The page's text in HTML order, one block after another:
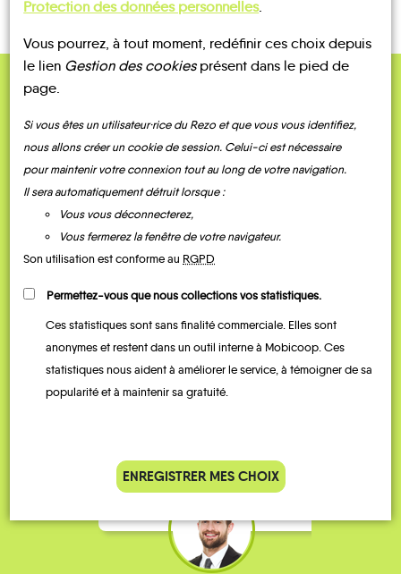
QUELQUES
Témoignages
Je vais bosser en train, mais le
parking de la gare est toujours
complet alors j’ai testé Rezo
Stéphane 36 ans
Protection des données personnelles.
Vous pourrez, à tout moment, redéfinir ces choix depuis
le lien Gestion des cookiesprésent dans le pied de
page.
Si vous êtes un utilisateur·rice du Rezo et que vous vous identifiez,
nous allons créer un cookie de session. Celui-ci est nécessaire
pour maintenir votre connexion tout au long de votre navigation.
Il sera automatiquement détruit lorsque :
Vous vous déconnecterez,
Vous fermerez la fenêtre de votre navigateur.
Son utilisation est conforme au RGPD
Permettez-vous que nous collections vos statistiques.
Ces statistiques sont sans finalité commerciale. Elles sont
anonymes et restent dans un outil interne à Mobicoop. Ces
statistiques nous aident à améliorer le service, à témoigner de sa
popularité et à maintenir sa gratuité.
ENREGISTRER MES CHOIX